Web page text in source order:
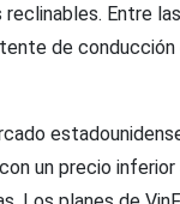
Entre
de
un precio